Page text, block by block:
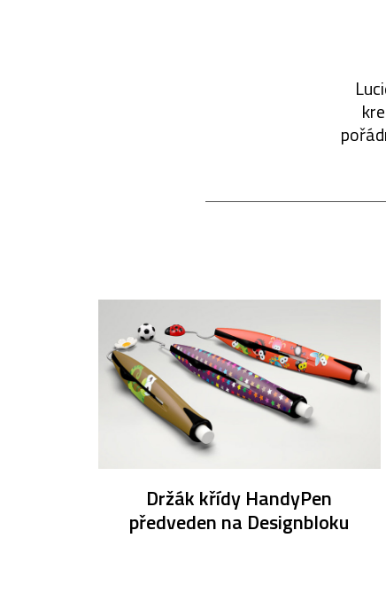
Držák křídy HandyPen
předveden na Designbloku